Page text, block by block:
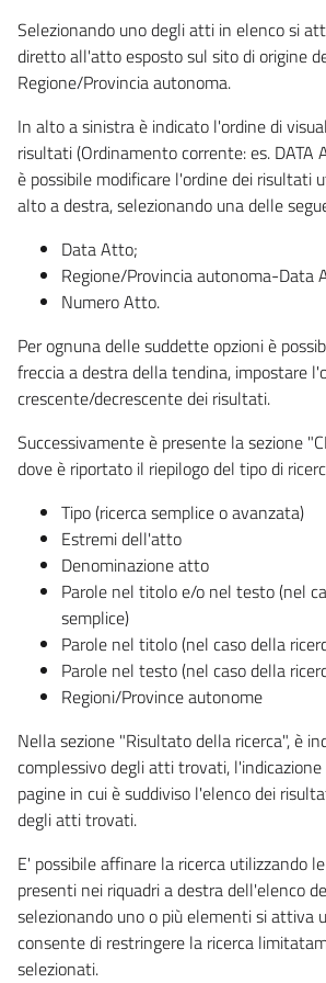
Selezionando uno degli atti in elenco si
diretto all'atto esposto sul sito di origine
Regione/Provincia autonoma.
In alto a sinistra è indicato l'ordine di
risultati (Ordinamento corrente: es. DATA
è possibile modificare l'ordine dei risultati
alto a destra, selezionando una delle
Data Atto;
Regione/Provincia autonoma-Data
Numero Atto.
Per ognuna delle suddette opzioni è
freccia a destra della tendina, impostare
crescente/decrescente dei risultati.
Successivamente è presente la sezione
dove è riportato il riepilogo del tipo di
Tipo (ricerca semplice o avanzata)
Estremi dell'atto
Denominazione atto
Parole nel titolo e/o nel testo (nel
semplice)
Parole nel titolo (nel caso della
Parole nel testo (nel caso della
Regioni/Province autonome
Nella sezione "Risultato della ricerca", è
complessivo degli atti trovati,
pagine in cui è suddiviso l'elenco dei
degli atti trovati.
E' possibile affinare la ricerca utilizzando
presenti nei riquadri a destra dell'elenco
selezionando uno o più elementi si attiva
consente di restringere la ricerca
selezionati.